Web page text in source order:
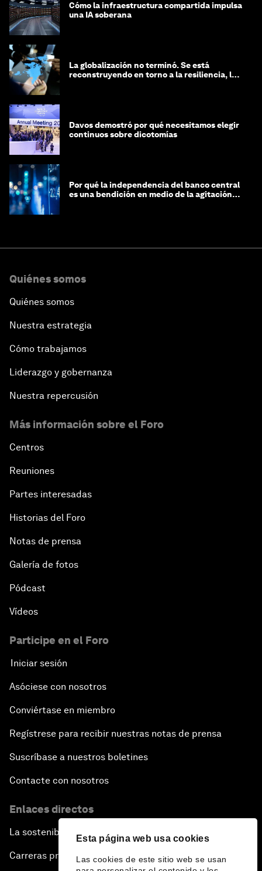
Esta página web usa cookies
Las cookies de este sitio web se usan
Cómo la infraestructura compartida impulsa
una IA soberana
La globalización no terminó. Se está
reconstruyendo en torno a la resiliencia, las
Davos demostró por qué necesitamos elegir
continuos sobre dicotomías
Por qué la independencia del banco central
es una bendición en medio de la agitación
Quiénes somos
Quiénes somos
Nuestra estrategia
Cómo trabajamos
Liderazgo y gobernanza
Nuestra repercusión
Más información sobre el Foro
Centros
Reuniones
Partes interesadas
Historias del Foro
Notas de prensa
Galería de fotos
Pódcast
Vídeos
Participe en el Foro
Iniciar sesión
Asóciese con nosotros
Conviértase en miembro
Regístrese para recibir nuestras notas de prensa
Suscríbase a nuestros boletines
Contacte con nosotros
Enlaces directos
La sostenibilidad en el Foro
Carreras profesionales